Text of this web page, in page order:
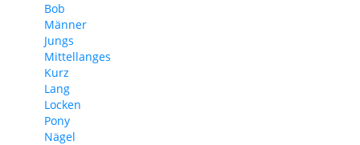
Bob
Männer
Jungs
Mittellanges
Kurz
Lang
Locken
Pony
Nägel